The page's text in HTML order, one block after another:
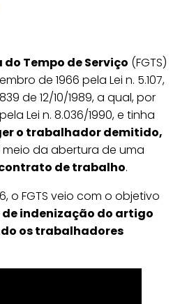
Tempo de Serviço (FGTS)
de 1966 pela Lei n. 5.107,
de 12/10/1989, a qual, por
Lei n. 8.036/1990, e tinha
o trabalhador demitido,
meio da abertura de uma
de trabalho.
o FGTS veio com o objetivo
de indenização do artigo
os trabalhadores